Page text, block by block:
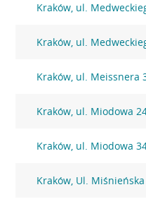
Kraków, ul.
Kraków, ul.
Kraków, ul. Meissnera
Kraków, ul. Miodowa
Kraków, ul. Miodowa
Kraków, Ul.